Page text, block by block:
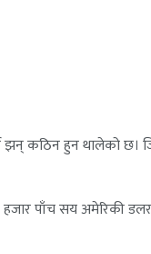
झन् कठिन हुन थालेको
हजार पाँच सय अमेरिकी